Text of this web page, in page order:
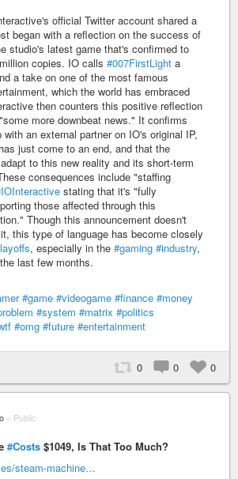
official Twitter account shared a
began with a reflection on the success of
studio's latest game that's confirmed to
copies. IO calls #007FirstLight a
a take on one of the most famous
which the world has embraced
then counters this positive reflection
more downbeat news." It confirms
an external partner on IO's original IP,
just come to an end, and that the
to this new reality and its short-term
consequences include "staffing
stating that it's "fully
those affected through this
Though this announcement doesn't
this type of language has become closely
, especially in the #gaming #industry,
last few months.
#game #videogame #finance #money
#system #matrix #politics
#omg #future #entertainment
0 0 0
– Public
#Costs $1049, Is That Too Much?
steam-machine…